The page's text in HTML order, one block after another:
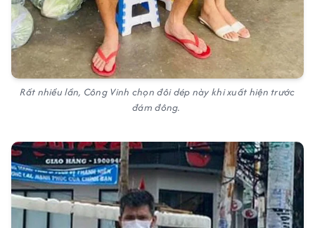
Rất nhiều lần, Công Vinh chọn đôi dép này khi xuất hiện trước
đám đông.